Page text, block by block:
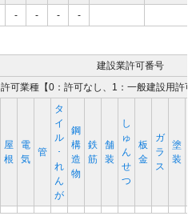
- - - -
建設業許可番号
許可業種【0：許可なし、1：一般建設用許
屋
根
電
気
管
タ
イ
ル
･
れ
ん
が
鋼
構
造
物
鉄
筋
舗
装
し
ゅ
ん
せ
つ
板
金
ガ
ラ
ス
塗
装